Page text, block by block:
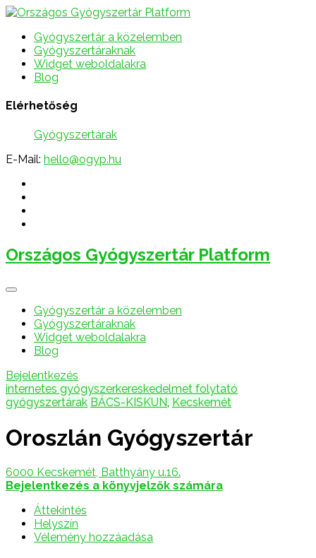
Gyógyszertár a közelemben
Gyógyszertáraknak
Widget weboldalakra
Blog
Elérhetőség
Gyógyszertárak
E-Mail: hello@ogyp.hu
Országos Gyógyszertár Platform
Gyógyszertár a közelemben
Gyógyszertáraknak
Widget weboldalakra
Blog
Bejelentkezés
internetes gyógyszerkereskedelmet folytató
gyógyszertárak BÁCS-KISKUN, Kecskemét
Oroszlán Gyógyszertár
6000 Kecskemét, Batthyány u.16.
Bejelentkezés a könyvjelzők számára
Áttekintés
Helyszín
Vélemény hozzáadása